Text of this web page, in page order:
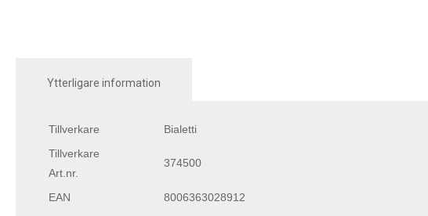
Ytterligare information
Tillverkare
Bialetti
Tillverkare
Art.nr.
374500
EAN 8006363028912